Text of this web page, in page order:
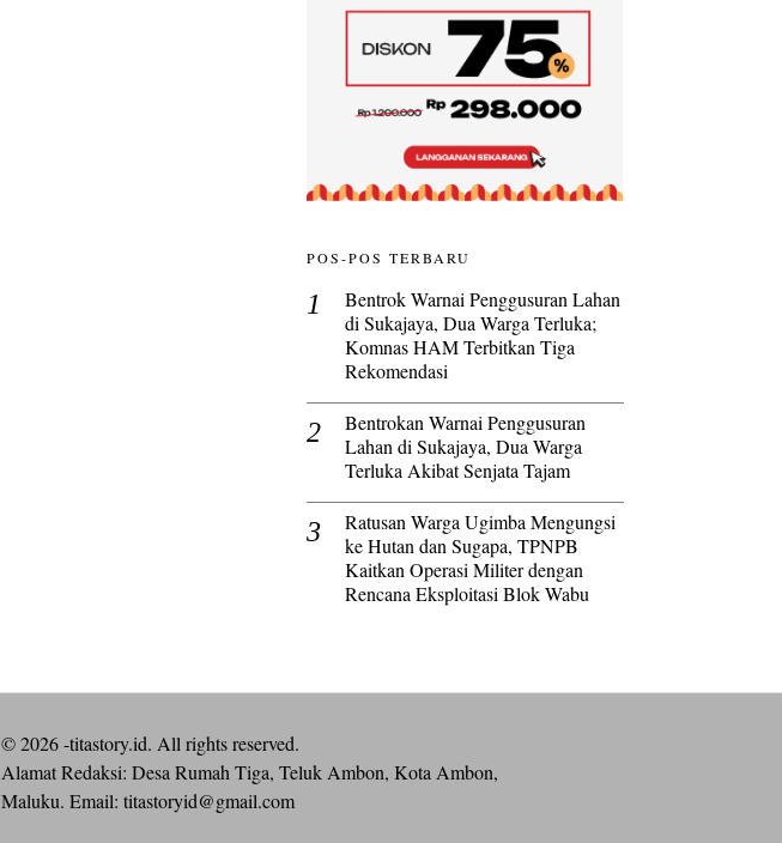
POS-POS TERBARU
Bentrok Warnai Penggusuran Lahan
di Sukajaya, Dua Warga Terluka;
Komnas HAM Terbitkan Tiga
Rekomendasi
Bentrokan Warnai Penggusuran
Lahan di Sukajaya, Dua Warga
Terluka Akibat Senjata Tajam
Ratusan Warga Ugimba Mengungsi
ke Hutan dan Sugapa, TPNPB
Kaitkan Operasi Militer dengan
Rencana Eksploitasi Blok Wabu
©2026-titastory.id. All rights reserved.
Alamat Redaksi: Desa Rumah Tiga, Teluk Ambon, Kota Ambon,
Maluku. Email: titastoryid@gmail.com